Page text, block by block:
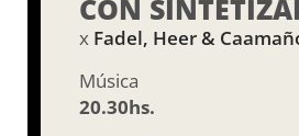
CON
x Fadel, Heer &
Música
20.30hs.